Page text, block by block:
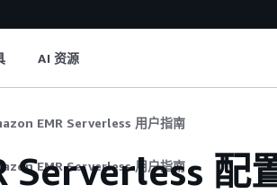
AI 资源
EMR Serverless 用户指南
EMR Serverless 用户指南
Serverless 配